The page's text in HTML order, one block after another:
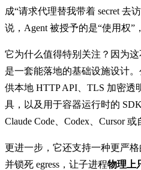
成“请求代理替我带着 secret 去
说，Agent 被授予的是“使用权”
它为什么值得特别关注？因为
是一套能落地的基础设施设计
供本地 HTTP API、TLS 加密透
具，以及用于容器运行时的
Claude Code、Codex、Cursor 或
更进一步，它还支持一种更严格
并锁死 egress，让子进程物理上